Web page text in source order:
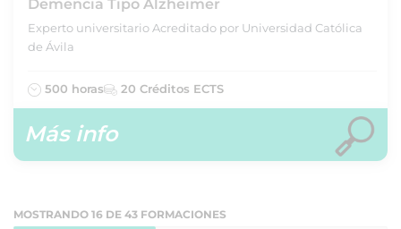
Demencia Tipo Alzheimer
Experto universitario Acreditado por Universidad Católica
de Ávila
500 horas 20 Créditos ECTS
Más info
MOSTRANDO 16 DE 43 FORMACIONES